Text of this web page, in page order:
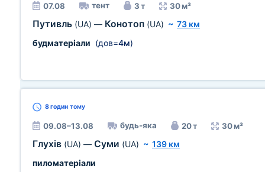
07.08 тент 3 т 30 м³
Путивль (UA) — Конотоп (UA) ~ 73 км
будматеріали (дов=4м)
8 годин тому
09.08–13.08 будь-яка 20 т 30 м³
Глухів (UA) — Суми (UA) ~ 139 км
пиломатеріали